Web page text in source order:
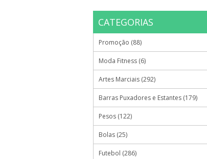
CATEGORIAS
Promoção (88)
Moda Fitness (6)
Artes Marciais (292)
Barras Puxadores e Estantes (179)
Pesos (122)
Bolas (25)
Futebol (286)